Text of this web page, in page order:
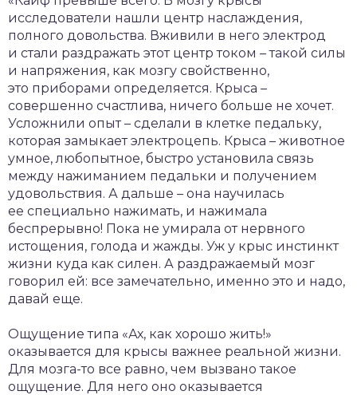
исследователи нашли центр наслаждения,
полного довольства. Вживили в него электрод
и стали раздражать этот центр током – такой силы
и напряжения, как мозгу свойственно,
это приборами определяется. Крыса –
совершенно счастлива, ничего больше не хочет.
Усложнили опыт – сделали в клетке педальку,
которая замыкает электроцепь. Крыса – животное
умное, любопытное, быстро установила связь
между нажиманием педальки и получением
удовольствия. А дальше – она научилась
ее специально нажимать, и нажимала
беспрерывно! Пока не умирала от нервного
истощения, голода и жажды. Уж у крыс инстинкт
жизни куда как силен. А раздражаемый мозг
говорил ей: все замечательно, именно это и надо,
давай еще.
Ощущение типа «Ах, как хорошо жить!»
оказывается для крысы важнее реальной жизни.
Для мозга-то все равно, чем вызвано такое
ощущение. Для него оно оказывается